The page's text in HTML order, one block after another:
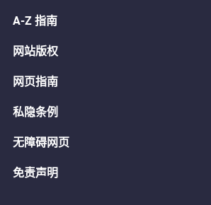
A-Z 指南
网站版权
网页指南
私隐条例
无障碍网页
免责声明